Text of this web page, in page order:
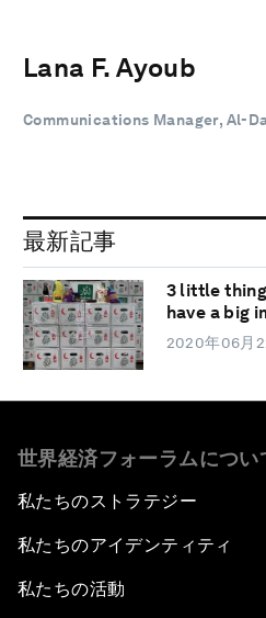
Lana F. Ayoub
Communications Manager, Al-
最新記事
3 little
have a big
2020年06月
世界経済フォーラムについ
私たちのストラテジー
私たちのアイデンティティ
私たちの活動